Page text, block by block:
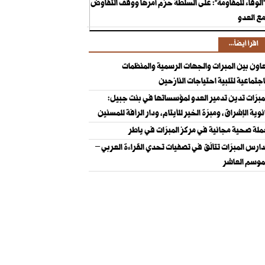
للمقاومة”: على السلطة حزم أمرها ووقف التفاوض
العدو
اقرأ أيضاً...
بين المبرات والجهات الرسمية والمنظمات
لتلبية احتياجات النازحين
تدين تدمير العدو لمؤسساتها في بنت جبيل:
الإشراق، ومبرّة الخير للأيتام، ودار الرأفة للمسنين
صحية مجانية في مركز المبرّات في ياطر
المبرّات تتألّق في تصفيات تحدي القراءة العربي –
العاشر